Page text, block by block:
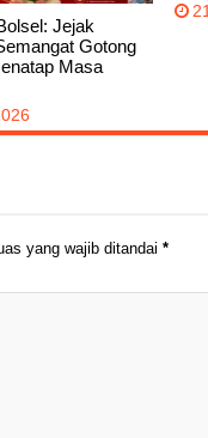
Jejak
Gotong
Masa
yang wajib ditandai *